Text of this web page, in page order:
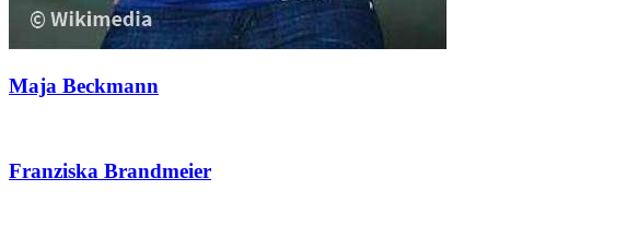
Maja Beckmann
Franziska Brandmeier